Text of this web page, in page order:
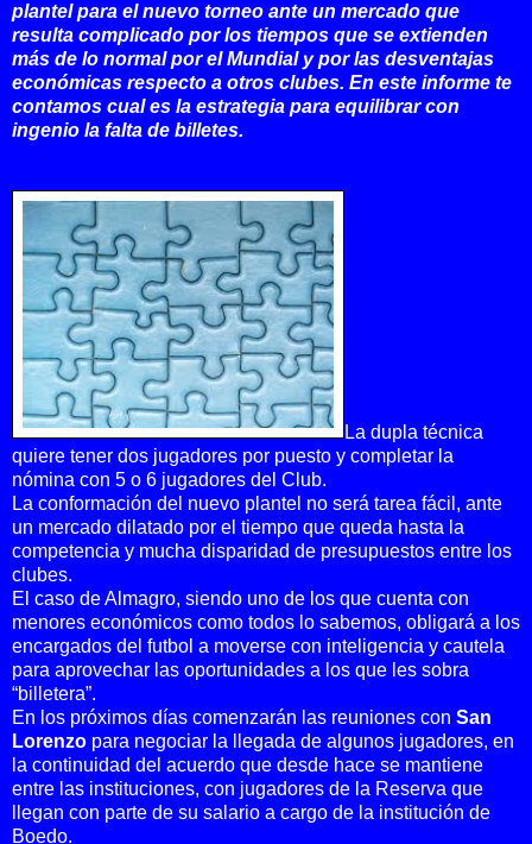
plantel para el nuevo torneo ante un mercado que
resulta complicado por los tiempos que se extienden
más de lo normal por el Mundial y por las desventajas
económicas respecto a otros clubes. En este informe te
contamos cual es la estrategia para equilibrar con
ingenio la falta de billetes.
La dupla técnica
quiere tener dos jugadores por puesto y completar la
nómina con 5 o 6 jugadores del Club.
La conformación del nuevo plantel no será tarea fácil, ante
un mercado dilatado por el tiempo que queda hasta la
competencia y mucha disparidad de presupuestos entre los
clubes.
El caso de Almagro, siendo uno de los que cuenta con
menores económicos como todos lo sabemos, obligará a los
encargados del futbol a moverse con inteligencia y cautela
para aprovechar las oportunidades a los que les sobra
“billetera”.
En los próximos días comenzarán las reuniones con San
Lorenzo para negociar la llegada de algunos jugadores, en
la continuidad del acuerdo que desde hace se mantiene
entre las instituciones, con jugadores de la Reserva que
llegan con parte de su salario a cargo de la institución de
Boedo.